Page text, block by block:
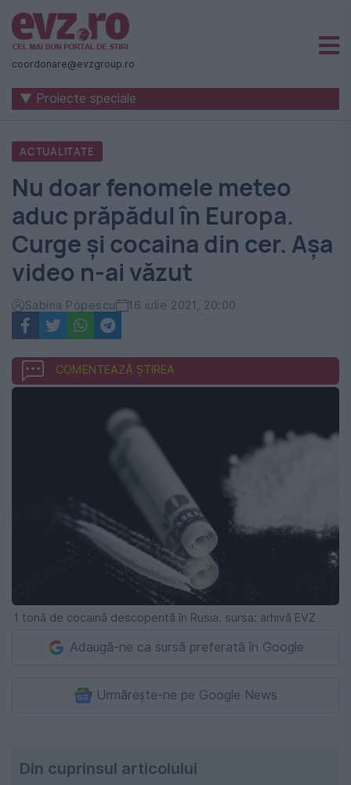
Știri
naționale
internaționale
România
-
Evenimentul
Zilei
coordonare@evzgroup.ro
▼ Proiecte speciale
ACTUALITATE
Nu doar fenomele meteo
aduc prăpădul în Europa.
Curge și cocaina din cer. Așa
video n-ai văzut
Sabina Popescu 16 iulie 2021, 20:00
COMENTEAZĂ ȘTIREA
1 tonă de cocaină descoperită în Rusia. sursa: arhivă EVZ
Adaugă-ne ca sursă preferată în Google
Urmărește-ne pe Google News
Din cuprinsul articolului